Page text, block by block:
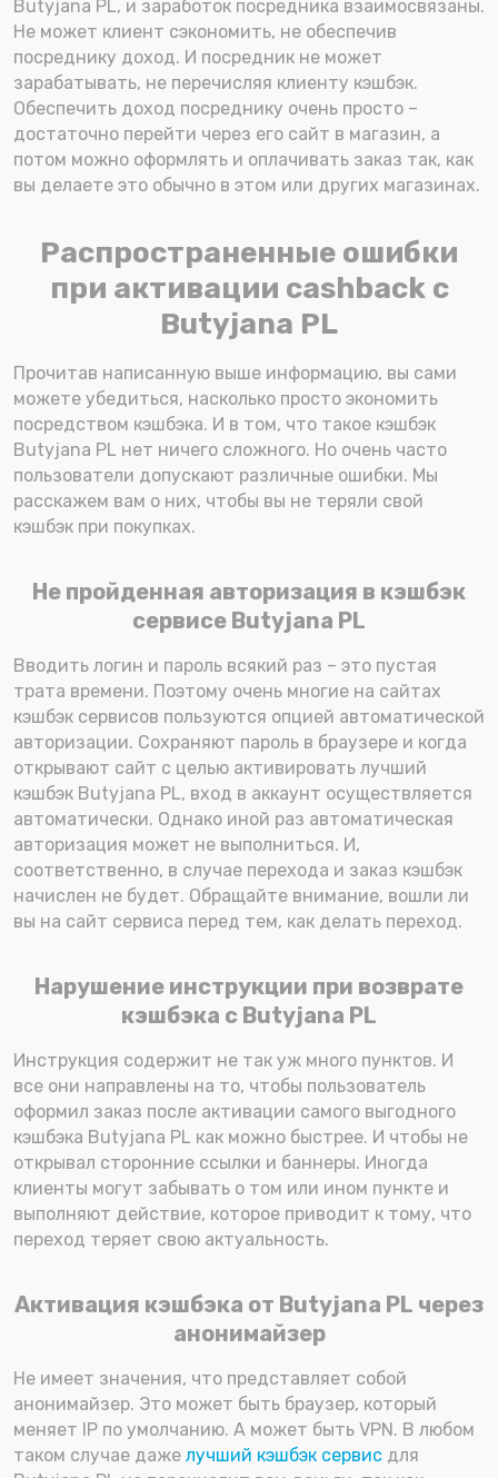
Butyjana PL, и заработок посредника взаимосвязаны.
Не может клиент сэкономить, не обеспечив
посреднику доход. И посредник не может
зарабатывать, не перечисляя клиенту кэшбэк.
Обеспечить доход посреднику очень просто –
достаточно перейти через его сайт в магазин, а
потом можно оформлять и оплачивать заказ так, как
вы делаете это обычно в этом или других магазинах.
Распространенные ошибки
при активации cashback с
Butyjana PL
Прочитав написанную выше информацию, вы сами
можете убедиться, насколько просто экономить
посредством кэшбэка. И в том, что такое кэшбэк
Butyjana PL нет ничего сложного. Но очень часто
пользователи допускают различные ошибки. Мы
расскажем вам о них, чтобы вы не теряли свой
кэшбэк при покупках.
Не пройденная авторизация в кэшбэк
сервисе Butyjana PL
Вводить логин и пароль всякий раз – это пустая
трата времени. Поэтому очень многие на сайтах
кэшбэк сервисов пользуются опцией автоматической
авторизации. Сохраняют пароль в браузере и когда
открывают сайт с целью активировать лучший
кэшбэк Butyjana PL, вход в аккаунт осуществляется
автоматически. Однако иной раз автоматическая
авторизация может не выполниться. И,
соответственно, в случае перехода и заказ кэшбэк
начислен не будет. Обращайте внимание, вошли ли
вы на сайт сервиса перед тем, как делать переход.
Нарушение инструкции при возврате
кэшбэка с Butyjana PL
Инструкция содержит не так уж много пунктов. И
все они направлены на то, чтобы пользователь
оформил заказ после активации самого выгодного
кэшбэка Butyjana PL как можно быстрее. И чтобы не
открывал сторонние ссылки и баннеры. Иногда
клиенты могут забывать о том или ином пункте и
выполняют действие, которое приводит к тому, что
переход теряет свою актуальность.
Активация кэшбэка от Butyjana PL через
анонимайзер
Не имеет значения, что представляет собой
анонимайзер. Это может быть браузер, который
меняет IP по умолчанию. А может быть VPN. В любом
таком случае даже лучший кэшбэк сервис для